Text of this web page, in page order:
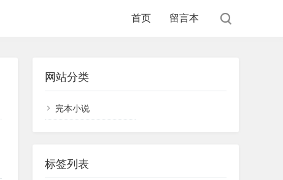
首页 留言本
网站分类
完本小说
标签列表